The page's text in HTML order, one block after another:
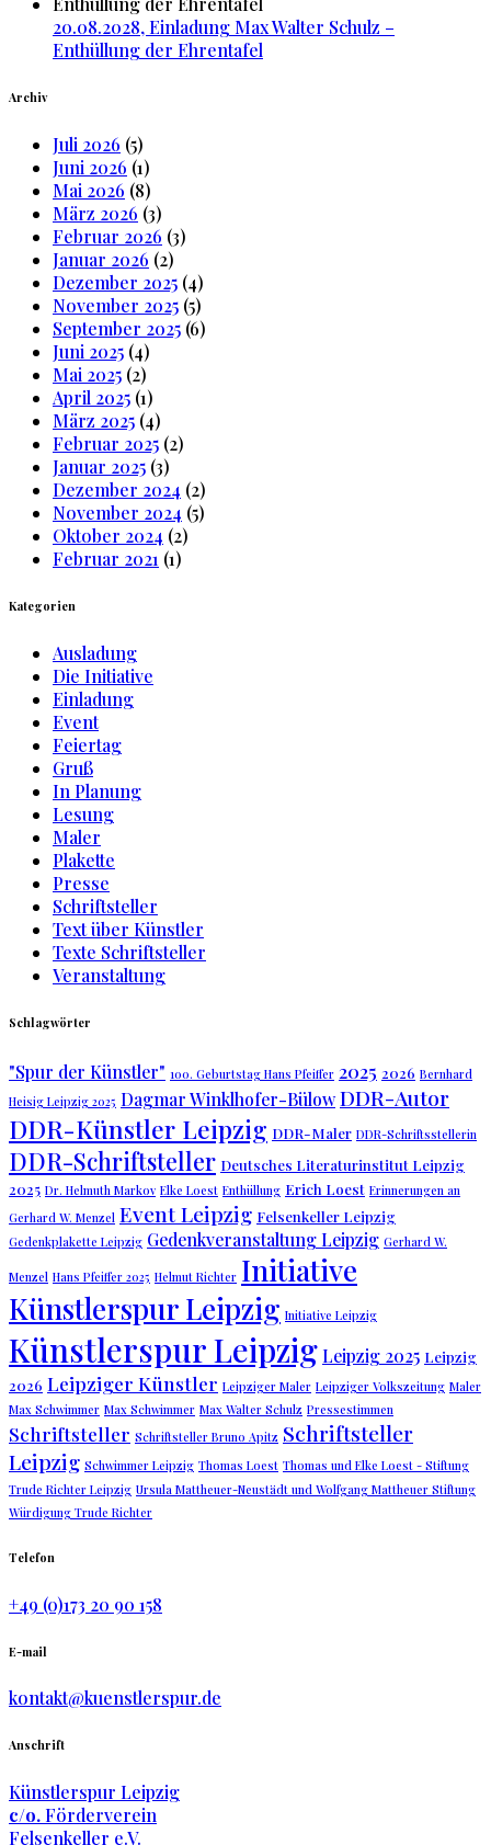
20.08.2028, Einladung Max Walter Schulz –
Enthüllung der Ehrentafel
Archiv
Juli 2026 (5)
Juni 2026 (1)
Mai 2026 (8)
März 2026 (3)
Februar 2026 (3)
Januar 2026 (2)
Dezember 2025 (4)
November 2025 (5)
September 2025 (6)
Juni 2025 (4)
Mai 2025 (2)
April 2025 (1)
März 2025 (4)
Februar 2025 (2)
Januar 2025 (3)
Dezember 2024 (2)
November 2024 (5)
Oktober 2024 (2)
Februar 2021 (1)
Kategorien
Ausladung
Die Initiative
Einladung
Event
Feiertag
Gruß
In Planung
Lesung
Maler
Plakette
Presse
Schriftsteller
Text über Künstler
Texte Schriftsteller
Veranstaltung
Schlagwörter
"Spur der Künstler" 100. Geburtstag Hans Pfeiffer 2025 2026 Bernhard
Heisig Leipzig 2025 Dagmar Winklhofer-BülowDDR-Autor
DDR-Künstler Leipzig DDR-Maler DDR-Schriftsstellerin
DDR-Schriftsteller Deutsches Literaturinstitut Leipzig
2025 Dr. Helmuth Markov Elke Loest Enthüllung Erich Loest Erinnerungen an
Gerhard W. Menzel Event Leipzig Felsenkeller Leipzig
Gedenkplakette Leipzig Gedenkveranstaltung Leipzig Gerhard W.
Menzel Hans Pfeiffer 2025 Helmut Richter Initiative
Künstlerspur Leipzig Initiative Leipzig
Künstlerspur Leipzig Leipzig 2025 Leipzig
2026 Leipziger Künstler Leipziger Maler Leipziger Volkszeitung Maler
Max Schwimmer Max Schwimmer Max Walter Schulz Pressestimmen
Schriftsteller Schriftsteller Bruno Apitz Schriftsteller
Leipzig Schwimmer Leipzig Thomas Loest Thomas und Elke Loest - Stiftung
Trude Richter Leipzig Ursula Mattheuer-Neustädt und Wolfgang Mattheuer Stiftung
Würdigung Trude Richter
Telefon
+49 (0)173 20 90 158
E-mail
kontakt@kuenstlerspur.de
Anschrift
Künstlerspur Leipzig
c/o.Förderverein
Felsenkeller e.V.